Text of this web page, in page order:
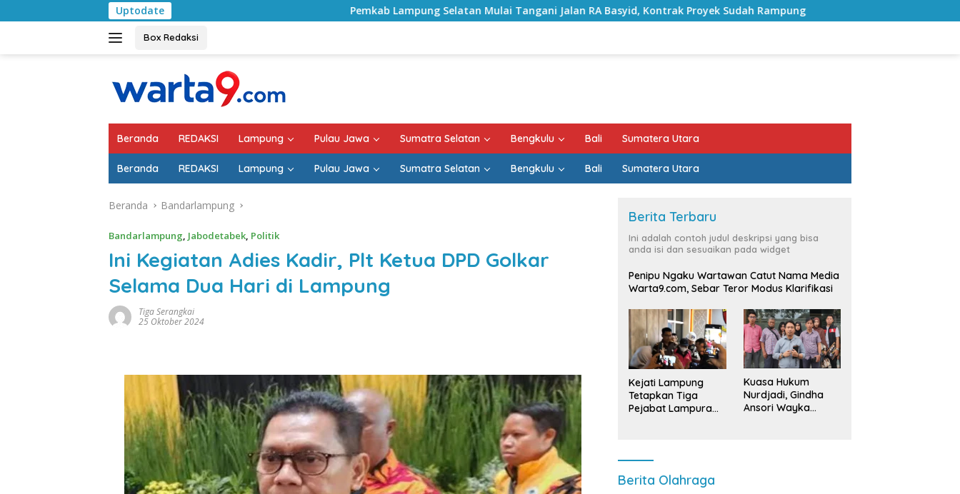
ke
Uptodate Pemkab Lampung Selatan Mulai Tangani Jalan RA Basyid, Kontrak Proyek Sudah Rampung Bulan Kemerdekaan, Bupati Lampung
Box Redaksi
Beranda REDAKSI Lampung Pulau Jawa Sumatra Selatan Bengkulu Bali Sumatera Utara
Beranda REDAKSI Lampung Pulau Jawa Sumatra Selatan Bengkulu Bali Sumatera Utara
Beranda Bandarlampung
Bandarlampung, Jabodetabek, Politik
Ini Kegiatan Adies Kadir, Plt Ketua DPD Golkar
Selama Dua Hari di Lampung
Tiga Serangkai
25 Oktober 2024
Berita Terbaru
Ini adalah contoh judul deskripsi yang bisa
anda isi dan sesuaikan pada widget
Penipu Ngaku Wartawan Catut Nama Media
Warta9.com, Sebar Teror Modus Klarifikasi
Kejati Lampung
Tetapkan Tiga
Pejabat Lampura
Kuasa Hukum
Nurdjadi, Gindha
Ansori Wayka
Berita Olahraga